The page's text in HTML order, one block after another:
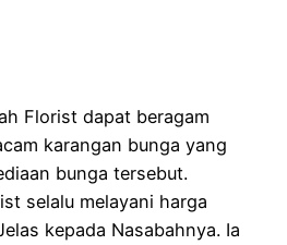
Florist dapat beragam
karangan bunga yang
bunga tersebut.
selalu melayani harga
kepada Nasabahnya. Ia